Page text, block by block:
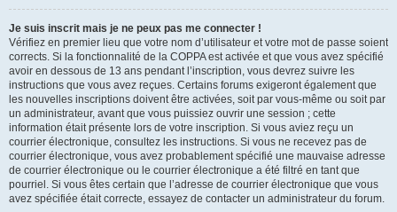
Je suis inscrit mais je ne peux pas me connecter !
Vérifiez en premier lieu que votre nom d’utilisateur et votre mot de passe soient
corrects. Si la fonctionnalité de la COPPA est activée et que vous avez spécifié
avoir en dessous de 13 ans pendant l’inscription, vous devrez suivre les
instructions que vous avez reçues. Certains forums exigeront également que
les nouvelles inscriptions doivent être activées, soit par vous-même ou soit par
un administrateur, avant que vous puissiez ouvrir une session ; cette
information était présente lors de votre inscription. Si vous aviez reçu un
courrier électronique, consultez les instructions. Si vous ne recevez pas de
courrier électronique, vous avez probablement spécifié une mauvaise adresse
de courrier électronique ou le courrier électronique a été filtré en tant que
pourriel. Si vous êtes certain que l’adresse de courrier électronique que vous
avez spécifiée était correcte, essayez de contacter un administrateur du forum.